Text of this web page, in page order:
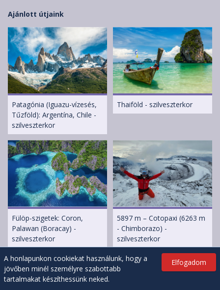
Ajánlott útjaink
Patagónia (Iguazu-vízesés,
Tűzföld): Argentína, Chile -
szilveszterkor
Thaiföld - szilveszterkor
Fülöp-szigetek: Coron,
Palawan (Boracay) -
szilveszterkor
5897 m – Cotopaxi (6263 m
- Chimborazo) -
szilveszterkor
Elfogadom
A honlapunkon cookiekat használunk, hogy a
jövőben minél személyre szabottabb
tartalmakat készíthessünk neked.